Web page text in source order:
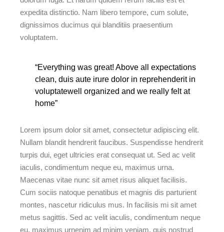
expedita distinctio. Nam libero tempore, cum solute,
dignissimos ducimus qui blanditiis praesentium
voluptatem.
“Everything was great! Above all expectations
clean, duis aute irure dolor in reprehenderit in
voluptatewell organized and we really felt at
home”
Lorem ipsum dolor sit amet, consectetur adipiscing elit.
Nullam blandit hendrerit faucibus. Suspendisse hendrerit
turpis dui, eget ultricies erat consequat ut. Sed ac velit
iaculis, condimentum neque eu, maximus urna.
Maecenas vitae nunc sit amet risus aliquet facilisis.
Cum sociis natoque penatibus et magnis dis parturient
montes, nascetur ridiculus mus. In facilisis mi sit amet
metus sagittis. Sed ac velit iaculis, condimentum neque
eu, maximus urnenim ad minim veniam, quis nostrud